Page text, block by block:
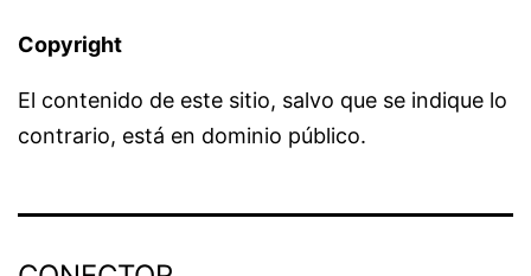
Copyright
El contenido de este sitio, salvo que se indique lo
contrario, está en dominio público.